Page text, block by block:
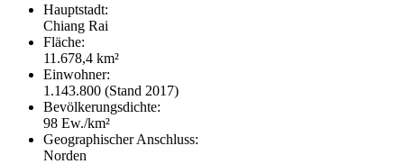
Hauptstadt:
Chiang Rai
Fläche:
11.678,4 km²
Einwohner:
1.143.800 (Stand 2017)
Bevölkerungsdichte:
98 Ew./km²
Geographischer Anschluss:
Norden